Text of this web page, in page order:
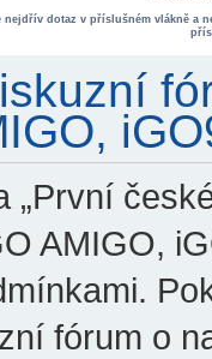
nejdřív dotaz v příslušném vlákně a
„První
AMIGO,
fórum o